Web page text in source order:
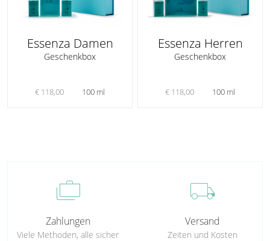
Essenza Damen
Geschenkbox
€ 118,00 100 ml
Essenza Herren
Geschenkbox
€ 118,00 100 ml
cases
Zahlungen
Viele Methoden, alle sicher
local_shipping
Versand
Zeiten und Kosten